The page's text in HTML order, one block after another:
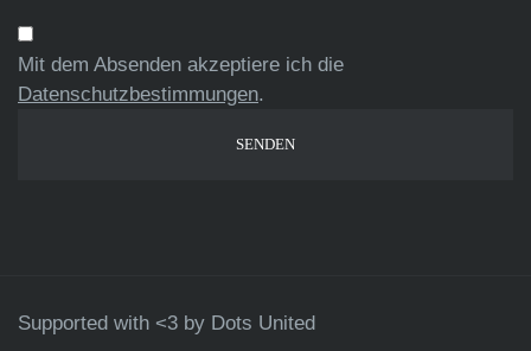
Mit dem Absenden akzeptiere ich die
Datenschutzbestimmungen.
Supported with <3 by Dots United